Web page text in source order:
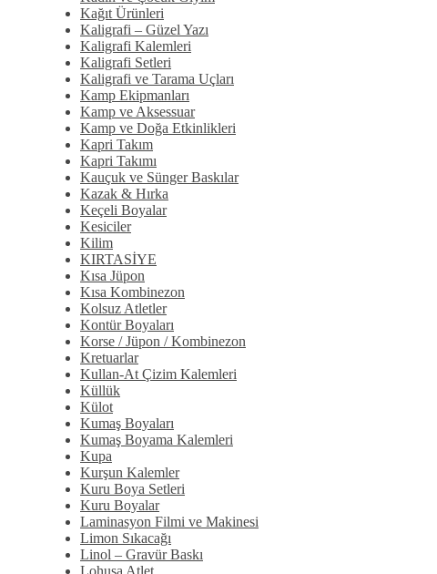
Kağıt Ürünleri
Kaligrafi – Güzel Yazı
Kaligrafi Kalemleri
Kaligrafi Setleri
Kaligrafi ve Tarama Uçları
Kamp Ekipmanları
Kamp ve Aksessuar
Kamp ve Doğa Etkinlikleri
Kapri Takım
Kapri Takımı
Kauçuk ve Sünger Baskılar
Kazak & Hırka
Keçeli Boyalar
Kesiciler
Kilim
KIRTASİYE
Kısa Jüpon
Kısa Kombinezon
Kolsuz Atletler
Kontür Boyaları
Korse / Jüpon / Kombinezon
Kretuarlar
Kullan-At Çizim Kalemleri
Küllük
Külot
Kumaş Boyaları
Kumaş Boyama Kalemleri
Kupa
Kurşun Kalemler
Kuru Boya Setleri
Kuru Boyalar
Laminasyon Filmi ve Makinesi
Limon Sıkacağı
Linol – Gravür Baskı
Lohusa Atlet